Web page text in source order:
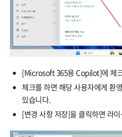
[Microsoft 365용 Copilot]에 체
체크를 하면 해당 사용자에게 환
있습니다.
[변경 사항 저장]을 클릭하면 라